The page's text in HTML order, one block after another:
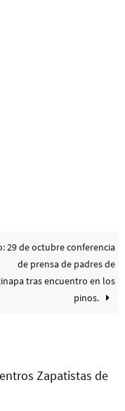
29 de octubre conferencia
de prensa de padres de
tras encuentro en los
pinos.
Zapatistas de